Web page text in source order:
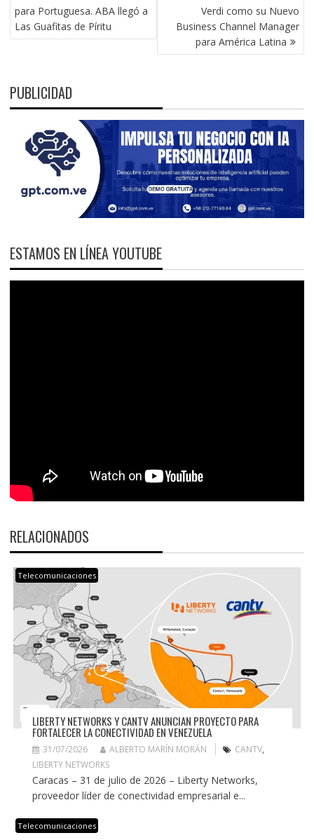
DE
ENTRADAS
para Portuguesa. ABA llegó a
Las Guafitas de Píritu
Verdi como su Nuevo
Business Channel Manager
para América Latina
PUBLICIDAD
ESTAMOS EN LÍNEA YOUTUBE
RELACIONADOS
Telecomunicaciones
LIBERTY NETWORKS Y CANTV ANUNCIAN PROYECTO PARA
FORTALECER LA CONECTIVIDAD EN VENEZUELA
31/07/2026 ALBERTO MARÍN MORÁN CANTV,
LIBERTY NETWORKS
Caracas – 31 de julio de 2026 – Liberty Networks,
proveedor líder de conectividad empresarial e...
Telecomunicaciones